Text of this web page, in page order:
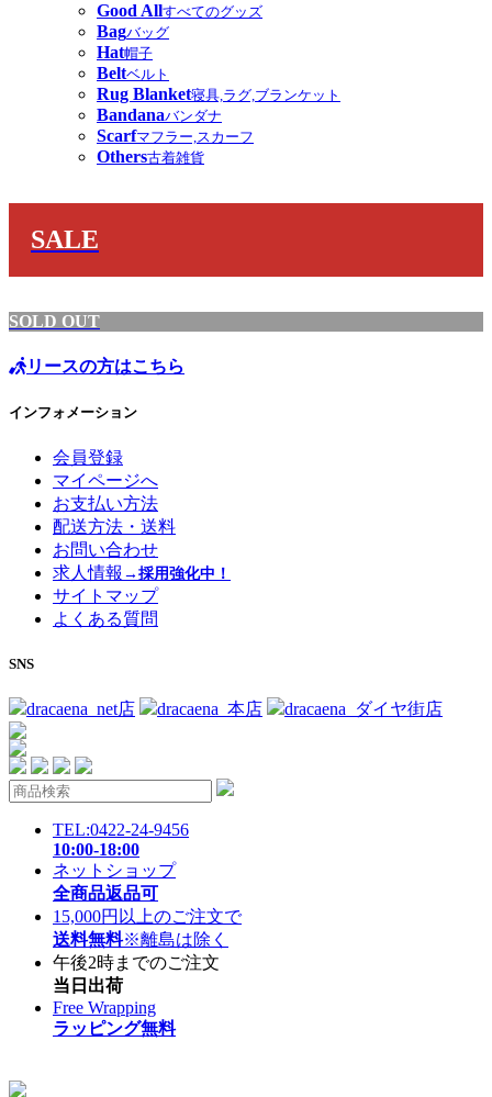
Good Allすべてのグッズ
Bagバッグ
Hat帽子
Beltベルト
Rug Blanket寝具,ラグ,ブランケット
Bandanaバンダナ
Scarfマフラー,スカーフ
Others古着雑貨
SALE
SOLD OUT
リースの方はこちら
インフォメーション
会員登録
マイページへ
お支払い方法
配送方法・送料
お問い合わせ
求人情報 →採用強化中！
サイトマップ
よくある質問
SNS
dracaena_net店 dracaena_本店 dracaena_ダイヤ街店
TEL:0422-24-9456
10:00-18:00
ネットショップ
全商品返品可
15,000円以上のご注文で
送料無料※離島は除く
午後2時までのご注文
当日出荷
Free Wrapping
ラッピング無料